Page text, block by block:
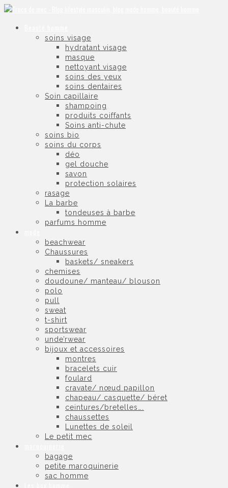
soins visage
hydratant visage
masque
nettoyant visage
soins des yeux
soins dentaires
Soin capillaire
shampoing
produits coiffants
Soins anti-chute
soins bio
soins du corps
déo
gel douche
savon
protection solaires
rasage
La barbe
tondeuses à barbe
parfums homme
beachwear
Chaussures
baskets/ sneakers
chemises
doudoune/ manteau/ blouson
polo
pull
sweat
t-shirt
sportswear
unde’rwear
bijoux et accessoires
montres
bracelets cuir
foulard
cravate/ nœud papillon
chapeau/ casquette/ béret
ceintures/bretelles….
chaussettes
Lunettes de soleil
Le petit mec
bagage
petite maroquinerie
sac homme